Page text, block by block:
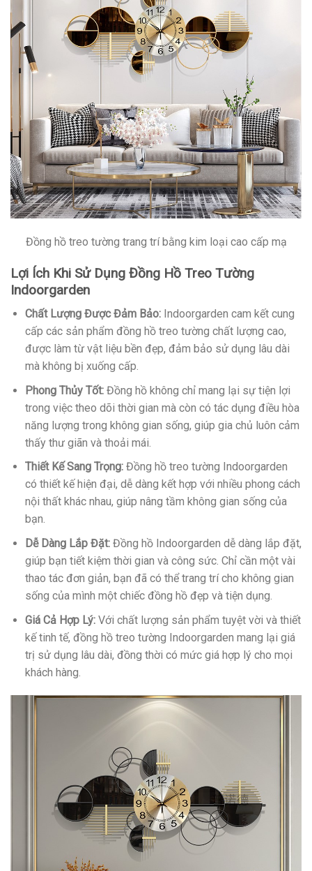
Đồng hồ treo tường trang trí bằng kim loại cao cấp mạ
Lợi Ích Khi Sử Dụng Đồng Hồ Treo Tường
Indoorgarden
Chất Lượng Được Đảm Bảo:Indoorgarden cam kết cung
cấp các sản phẩm đồng hồ treo tường chất lượng cao,
được làm từ vật liệu bền đẹp, đảm bảo sử dụng lâu dài
mà không bị xuống cấp.
Phong Thủy Tốt:Đồng hồ không chỉ mang lại sự tiện lợi
trong việc theo dõi thời gian mà còn có tác dụng điều hòa
năng lượng trong không gian sống, giúp gia chủ luôn cảm
thấy thư giãn và thoải mái.
Thiết Kế Sang Trọng:Đồng hồ treo tường Indoorgarden
có thiết kế hiện đại, dễ dàng kết hợp với nhiều phong cách
nội thất khác nhau, giúp nâng tầm không gian sống của
bạn.
Dễ Dàng Lắp Đặt:Đồng hồ Indoorgarden dễ dàng lắp đặt,
giúp bạn tiết kiệm thời gian và công sức. Chỉ cần một vài
thao tác đơn giản, bạn đã có thể trang trí cho không gian
sống của mình một chiếc đồng hồ đẹp và tiện dụng.
Giá Cả Hợp Lý:Với chất lượng sản phẩm tuyệt vời và thiết
kế tinh tế, đồng hồ treo tường Indoorgarden mang lại giá
trị sử dụng lâu dài, đồng thời có mức giá hợp lý cho mọi
khách hàng.